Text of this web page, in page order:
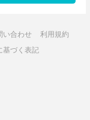
い合わせ
利用規約
基づく表記